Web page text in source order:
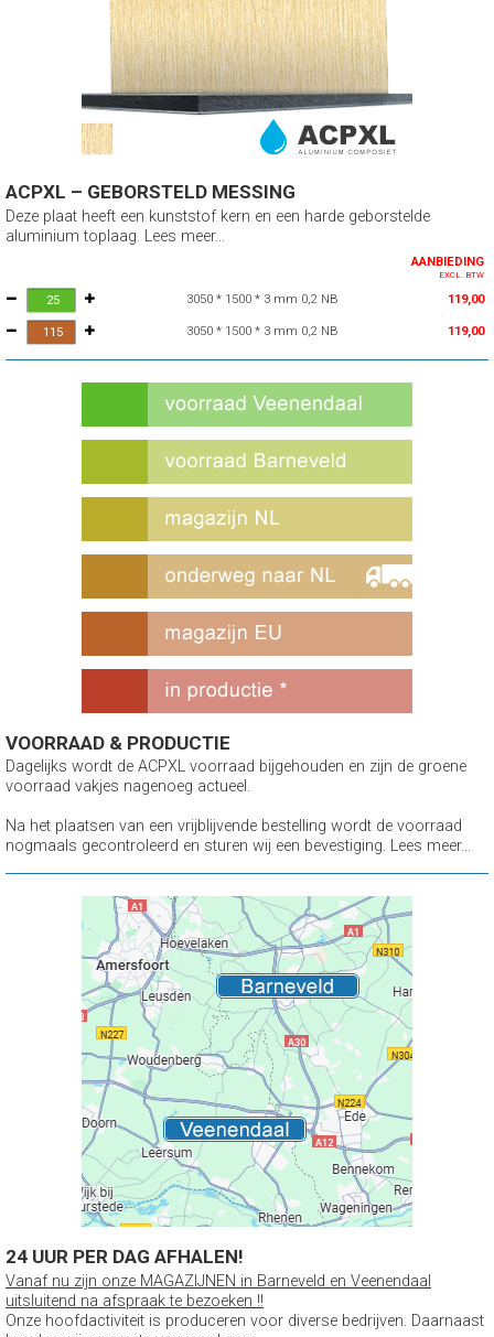
ACPXL – GEBORSTELD MESSING
Deze plaat heeft een kunststof kern en een harde geborstelde
aluminium toplaag. Lees meer...
AANBIEDING
EXCL. BTW
3050 * 1500 * 3 mm 0,2 NB 119,00
3050 * 1500 * 3 mm 0,2 NB 119,00
VOORRAAD & PRODUCTIE
Dagelijks wordt de ACPXL voorraad bijgehouden en zijn de groene
voorraad vakjes nagenoeg actueel.
Na het plaatsen van een vrijblijvende bestelling wordt de voorraad
nogmaals gecontroleerd en sturen wij een bevestiging. Lees meer...
24 UUR PER DAG AFHALEN!
Vanaf nu zijn onze MAGAZIJNEN in Barneveld en Veenendaal
uitsluitend na afspraak te bezoeken !!
Onze hoofdactiviteit is produceren voor diverse bedrijven. Daarnaast